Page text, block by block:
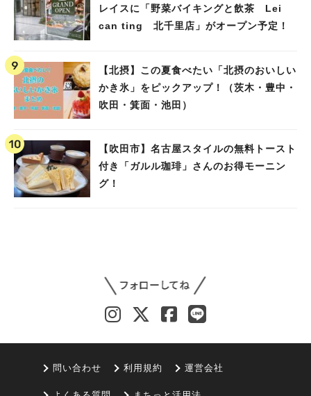
レイスに「野菜バイキングと飲茶 Lei
can ting 北千里店」がオープン予定！
【北摂】この夏食べたい「北摂のおいしい
かき氷」をピックアップ！（茨木・豊中・
吹田・箕面・池田）
【吹田市】名古屋スタイルの無料トースト
付き「ガルル珈琲」さんのお得モーニン
グ！
問い合わせ 利用規約 運営会社